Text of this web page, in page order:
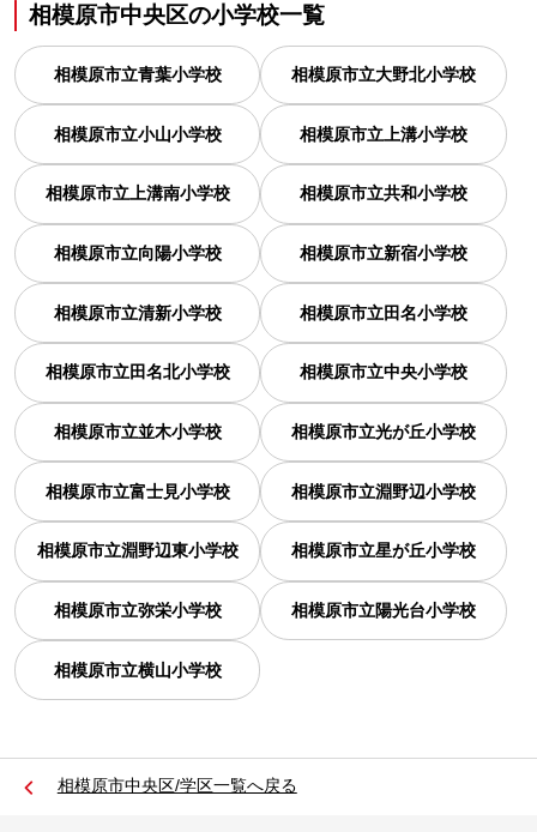
相模原市中央区の小学校一覧
相模原市立青葉小学校 相模原市立大野北小学校
相模原市立小山小学校 相模原市立上溝小学校
相模原市立上溝南小学校 相模原市立共和小学校
相模原市立向陽小学校 相模原市立新宿小学校
相模原市立清新小学校 相模原市立田名小学校
相模原市立田名北小学校 相模原市立中央小学校
相模原市立並木小学校 相模原市立光が丘小学校
相模原市立富士見小学校 相模原市立淵野辺小学校
相模原市立淵野辺東小学校 相模原市立星が丘小学校
相模原市立弥栄小学校 相模原市立陽光台小学校
相模原市立横山小学校
相模原市中央区/学区一覧へ戻る